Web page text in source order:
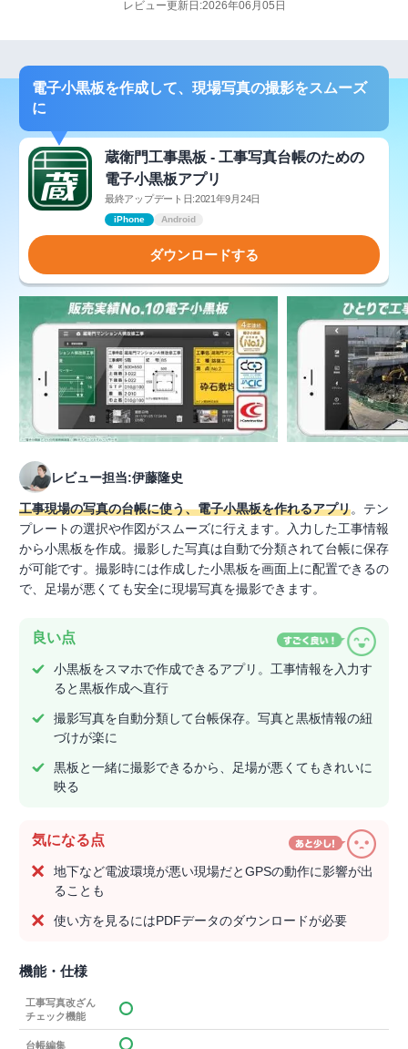
レビュー更新日:2026年06月05日
電子小黒板を作成して、現場写真の撮影をスムーズ
に
蔵衛門工事黒板 - 工事写真台帳のための
電子小黒板アプリ
最終アップデート日:2021年9月24日
iPhone Android
ダウンロードする
レビュー担当:伊藤隆史
工事現場の写真の台帳に使う、電子小黒板を作れるアプリ。テン
プレートの選択や作図がスムーズに行えます。入力した工事情報
から小黒板を作成。撮影した写真は自動で分類されて台帳に保存
が可能です。撮影時には作成した小黒板を画面上に配置できるの
で、足場が悪くても安全に現場写真を撮影できます。
良い点
小黒板をスマホで作成できるアプリ。工事情報を入力す
ると黒板作成へ直行
撮影写真を自動分類して台帳保存。写真と黒板情報の紐
づけが楽に
黒板と一緒に撮影できるから、足場が悪くてもきれいに
映る
気になる点
地下など電波環境が悪い現場だとGPSの動作に影響が出
ることも
使い方を見るにはPDFデータのダウンロードが必要
機能・仕様
工事写真改ざん
チェック機能
台帳編集